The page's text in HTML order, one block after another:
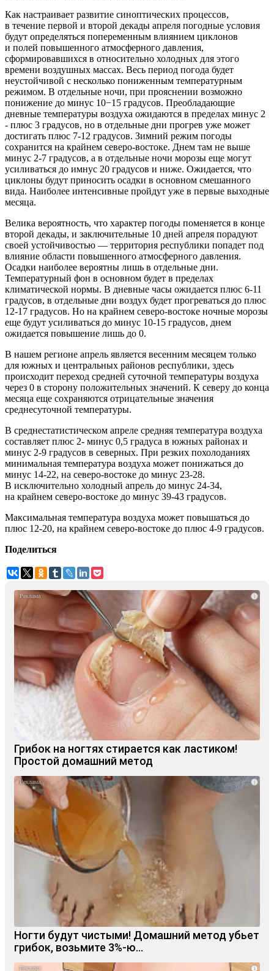
Как настраивает развитие синоптических процессов,
в течение первой и второй декады апреля погодные условия
будут определяться попеременным влиянием циклонов
и полей повышенного атмосферного давления,
сформировавшихся в относительно холодных для этого
времени воздушных массах. Весь период погода будет
неустойчивой с несколько пониженным температурным
режимом. В отдельные ночи, при прояснении возможно
понижение до минус 10−15 градусов. Преобладающие
дневные температуры воздуха ожидаются в пределах минус 2
- плюс 3 градусов, но в отдельные дни прогрев уже может
достигать плюс 7-12 градусов. Зимний режим погоды
сохранится на крайнем северо-востоке. Днем там не выше
минус 2-7 градусов, а в отдельные ночи морозы еще могут
усиливаться до имнус 20 градусов и ниже. Ожидается, что
циклоны будут приносить осадки в основном смешанного
вида. Наиболее интенсивные пройдут уже в первые выходные
месяца.
Велика вероятность, что характер погоды поменяется в конце
второй декады, и заключительные 10 дней апреля порадуют
своей устойчивостью — территория республики попадет под
влияние области повышенного атмосферного давления.
Осадки наиболее вероятны лишь в отдельные дни.
Температурный фон в основном будет в пределах
климатической нормы. В дневные часы ожидается плюс 6-11
градусов, в отдельные дни воздух будет прогреваться до плюс
12-17 градусов. Но на крайнем северо-востоке ночные морозы
еще будут усиливаться до минус 10-15 градусов, днем
ожидается повышение лишь до 0.
В нашем регионе апрель является весенним месяцем только
для южных и центральных районов республики, здесь
происходит переход средней суточной температуры воздуха
через 0 в сторону положительных значений. К северу до конца
месяца еще сохраняются отрицательные значения
среднесуточной температуры.
В среднестатистическом апреле средняя температура воздуха
составляет плюс 2- минус 0,5 градуса в южных районах и
минус 2-9 градусов в северных. При резких похолоданиях
минимальная температура воздуха может понижаться до
минус 14-22, на северо-востоке до минус 23-28.
В исключительно холодный апрель до минус 24-34,
на крайнем северо-востоке до минус 39-43 градусов.
Максимальная температура воздуха может повышаться до
плюс 12-20, на крайнем северо-востоке до плюс 4-9 градусов.
Поделиться
i
Грибок на ногтях стирается как ластиком!
Простой домашний метод
i
Ногти будут чистыми! Домашний метод убьет
грибок, возьмите 3%-ю…
i